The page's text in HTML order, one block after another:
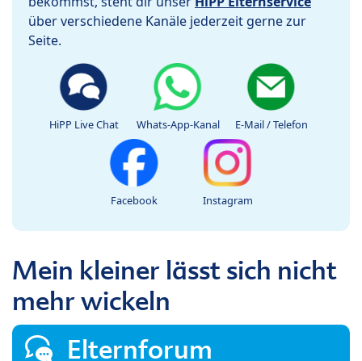
über verschiedene Kanäle jederzeit gerne zur
Seite.
HiPP Live Chat Whats-App-Kanal E-Mail / Telefon
Facebook Instagram
Mein kleiner lässt sich nicht
mehr wickeln
Elternforum